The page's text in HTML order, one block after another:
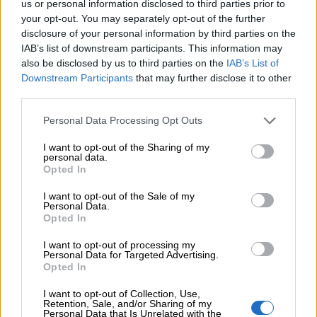
us or personal information disclosed to third parties prior to
your opt-out. You may separately opt-out of the further
disclosure of your personal information by third parties on the
IAB’s list of downstream participants. This information may
also be disclosed by us to third parties on the IAB’s List of
Downstream Participants that may further disclose it to other
Personal Data Processing Opt Outs
I want to opt-out of the Sharing of my
personal data.
Opted In
I want to opt-out of the Sale of my
Personal Data.
Opted In
I want to opt-out of processing my
Personal Data for Targeted Advertising.
Opted In
I want to opt-out of Collection, Use,
Retention, Sale, and/or Sharing of my
Personal Data that Is Unrelated with the
διαμεσολαβητών
ΠΕΡΙΣΣΟΤΕΡΑ